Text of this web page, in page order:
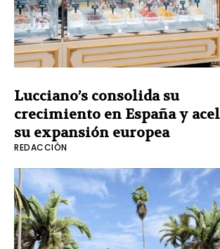
Lucciano’s consolida su
crecimiento en España y
su expansión europea
REDACCIÓN